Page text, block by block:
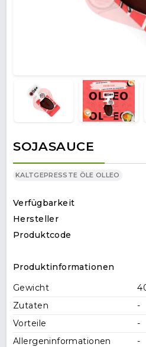
SOJASAUCE
KALTGEPRESSTE ÖLE OLLEO
Verfügbarkeit
Hersteller
Produktcode
Produktinformationen
Gewicht
Zutaten
-
Vorteile
-
Allergeninformationen
-